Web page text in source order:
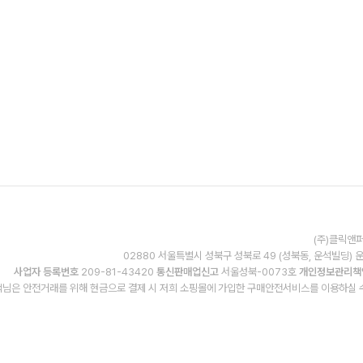
(주)클릭앤
02880 서울특별시 성북구 성북로 49 (성북동, 운석빌딩)
사업자 등록번호 209-81-43420 통신판매업신고 서울성북-0073호 개인정보관리
님은 안전거래를 위해 현금으로 결제 시 저희 소핑몰에 가입한 구매안전서비스를 이용하실